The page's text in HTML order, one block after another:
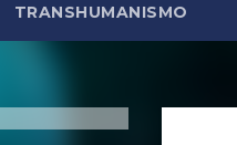
TRANSHUMANISMO